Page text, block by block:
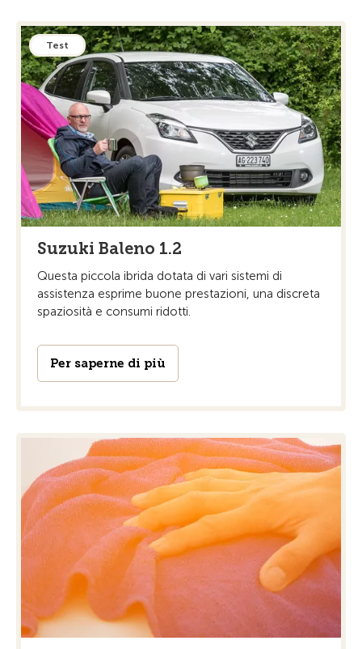
Test
Suzuki Baleno 1.2
Questa piccola ibrida dotata di vari sistemi di
assistenza esprime buone prestazioni, una discreta
spaziosità e consumi ridotti.
Per saperne di più